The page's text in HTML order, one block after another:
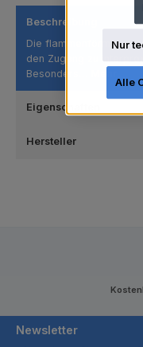
Beschreibung
Die flammenförmigen
den Zugang zu
Besonders…
Eigenschaften
Hersteller
Newsletter
Nur
Alle